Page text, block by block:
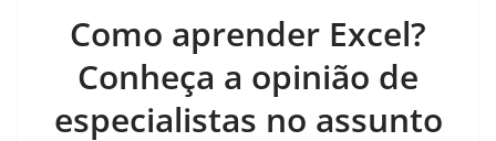
Como aprender Excel?
Conheça a opinião de
especialistas no assunto